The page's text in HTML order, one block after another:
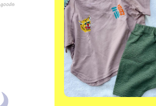
my account
minna kitchen komeco
contact